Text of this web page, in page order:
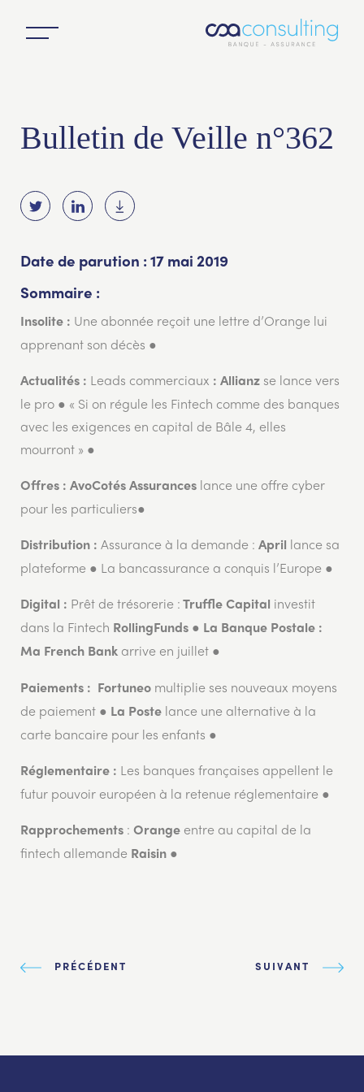
Bulletin de Veille n°362
Date de parution : 17 mai 2019
Sommaire :
Insolite : Une abonnée reçoit une lettre d’Orange lui
apprenant son décès ●
Actualités : Leads commerciaux : Allianz se lance vers
le pro ● « Si on régule les Fintech comme des banques
avec les exigences en capital de Bâle 4, elles
mourront » ●
Offres : AvoCotés Assurances lance une offre cyber
pour les particuliers●
Distribution : Assurance à la demande : April
lance sa
plateforme ● La bancassurance a conquis l’Europe ●
Digital : Prêt de trésorerie : Truffle Capital investit
dans la Fintech RollingFunds ● La Banque Postale :
Ma French Bank arrive en juillet ●
Paiements : Fortuneo multiplie ses nouveaux moyens
de paiement ● La Poste lance une alternative à la
carte bancaire pour les enfants ●
Réglementaire : Les banques françaises appellent le
futur pouvoir européen à la retenue réglementaire ●
Rapprochements : Orange entre au capital de la
fintech allemande Raisin ●
PRÉCÉDENT SUIVANT